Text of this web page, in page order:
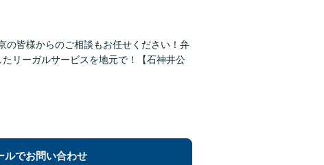
の皆様からのご相談もお任せください！弁
リーガルサービスを地元で！【石神井公
ルでお問い合わせ